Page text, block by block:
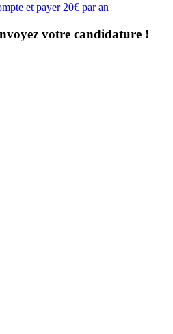
et payer 20€ par an
votre candidature !